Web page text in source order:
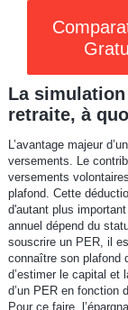
La simulation
retraite, à
L’avantage majeur
versements. Le
versements
plafond. Cette
d'autant plus
annuel dépend du
souscrire un PER, il
connaître son plafond
d’estimer le capital et
d’un PER en fonction
Pour ce faire,